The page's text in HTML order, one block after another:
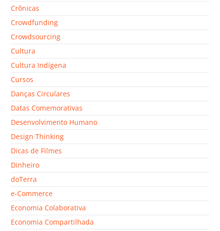
Crônicas
Crowdfunding
Crowdsourcing
Cultura
Cultura Indígena
Cursos
Danças Circulares
Datas Comemorativas
Desenvolvimento Humano
Design Thinking
Dicas de Filmes
Dinheiro
doTerra
e-Commerce
Economia Colaborativa
Economia Compartilhada